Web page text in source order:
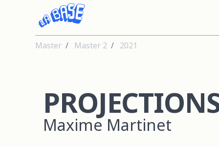
Master Master 2 2021
Maxime Martinet